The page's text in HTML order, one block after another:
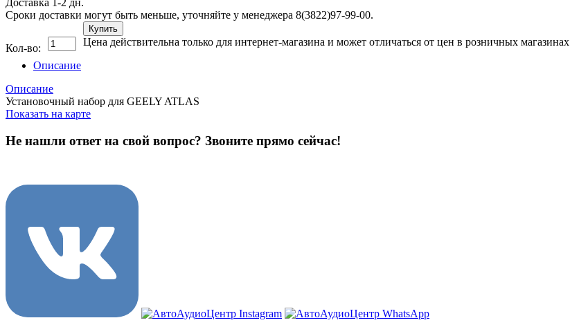
Сроки доставки могут быть меньше, уточняйте у менеджера 8(3822)97-99-00.
Кол-во:
Купить
Цена действительна только для интернет-магазина и может отличаться от цен в розничных магазинах
Описание
Описание
Установочный набор для GEELY ATLAS
Показать на карте
Не нашли ответ на свой вопрос? Звоните прямо сейчас!